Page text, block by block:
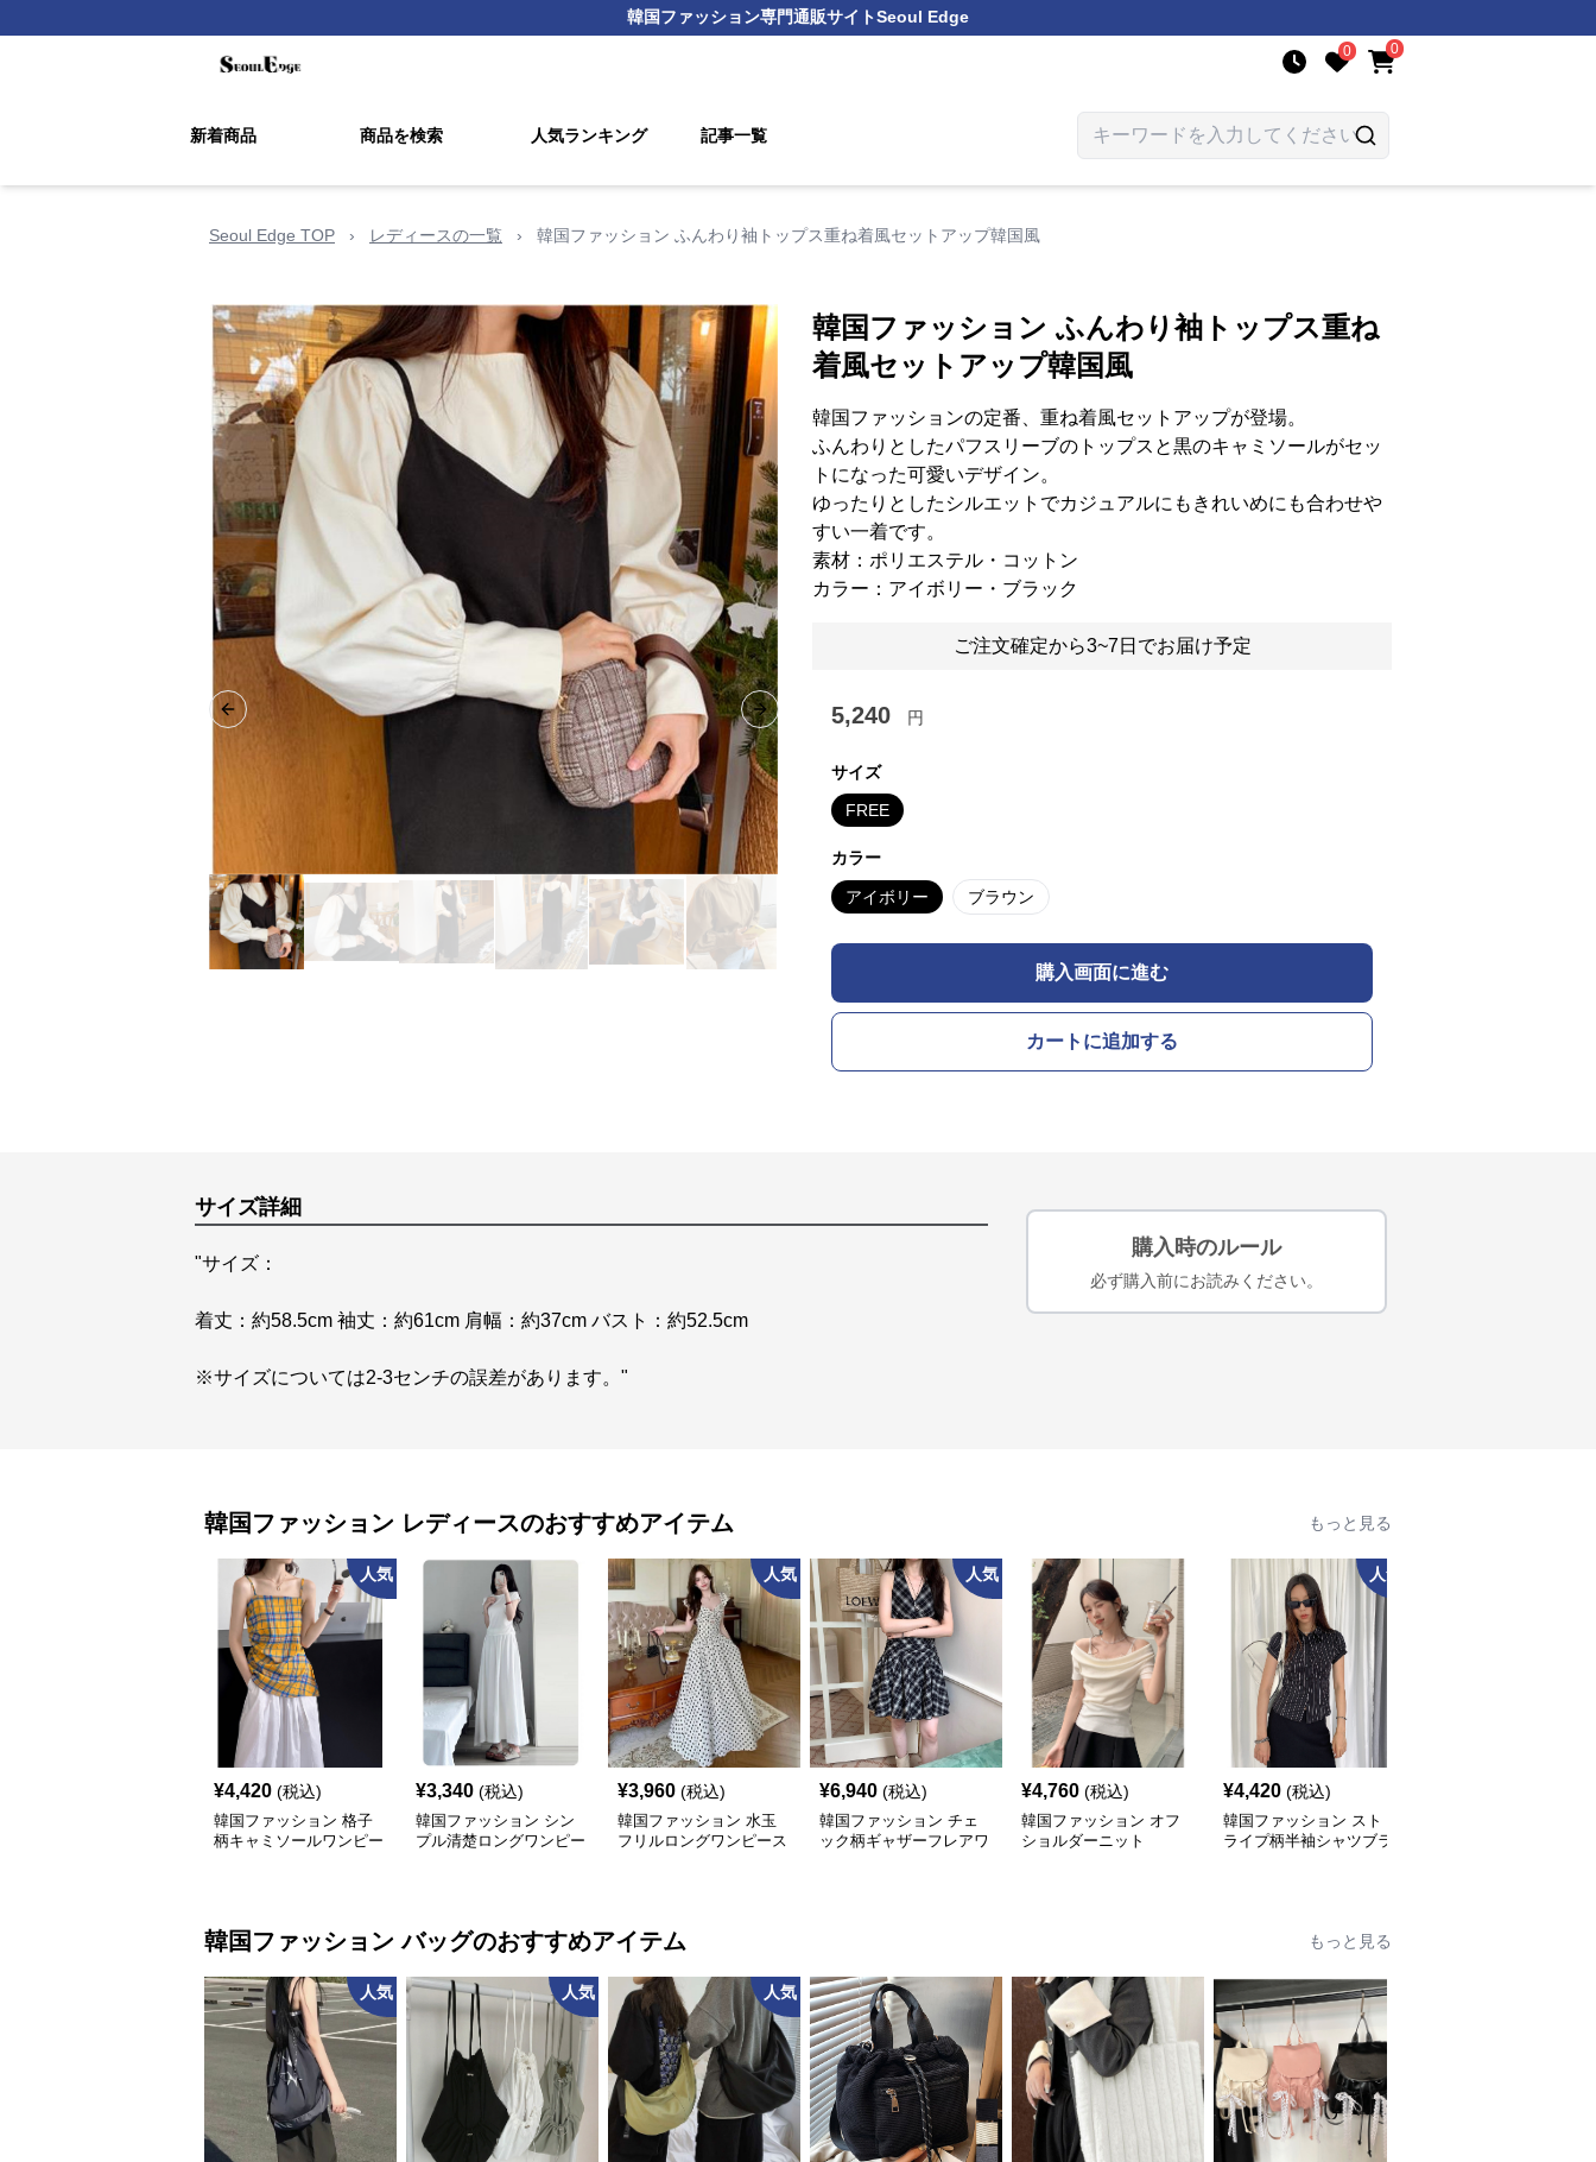
韓国ファッション専門通販サイトSeoul Edge
0 0
新着商品 商品を検索 人気ランキング 記事一覧
Seoul Edge TOP › レディースの一覧 › 韓国ファッション ふんわり袖トップス重ね着風セットアップ韓国風
Previous slide Next slide
韓国ファッション ふんわり袖トップス重ね
着風セットアップ韓国風
韓国ファッションの定番、重ね着風セットアップが登場。
ふんわりとしたパフスリーブのトップスと黒のキャミソールがセッ
トになった可愛いデザイン。
ゆったりとしたシルエットでカジュアルにもきれいめにも合わせや
すい一着です。
素材：ポリエステル・コットン
カラー：アイボリー・ブラック
ご注文確定から3~7日でお届け予定
5,240 円
サイズ
FREE
カラー
アイボリー ブラウン
購入画面に進む
カートに追加する
サイズ詳細
"サイズ：
着丈：約58.5cm 袖丈：約61cm 肩幅：約37cm バスト：約52.5cm
※サイズについては2-3センチの誤差があります。"
購入時のルール
必ず購入前にお読みください。
韓国ファッション レディースのおすすめアイテム もっと見る
人気
¥4,420 (税込)
韓国ファッション 格子
柄キャミソールワンピー
¥3,340 (税込)
韓国ファッション シン
プル清楚ロングワンピー
人気
¥3,960 (税込)
韓国ファッション 水玉
フリルロングワンピース
人気
¥6,940 (税込)
韓国ファッション チェ
ック柄ギャザーフレアワ
¥4,760 (税込)
韓国ファッション オフ
ショルダーニット
人気
¥4,420 (税込)
韓国ファッション スト
ライプ柄半袖シャツブラ
韓国ファッション バッグのおすすめアイテム もっと見る
人気 人気 人気